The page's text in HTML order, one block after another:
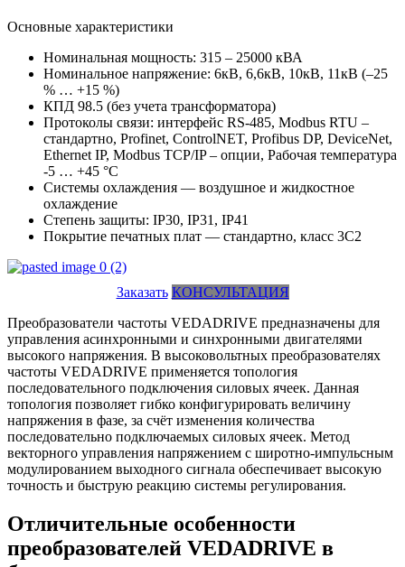
Основные характеристики
Номинальная мощность: 315 – 25000 кВА
Номинальное напряжение: 6кВ, 6,6кВ, 10кВ, 11кВ (–25
% … +15 %)
КПД 98.5 (без учета трансформатора)
Протоколы связи: интерфейс RS-485, Modbus RTU –
стандартно, Profinet, ControlNET, Profibus DP, DeviceNet,
Ethernet IP, Modbus TCP/IP – опции, Рабочая температура
-5 … +45 °С
Системы охлаждения — воздушное и жидкостное
охлаждение
Степень защиты: IP30, IP31, IP41
Покрытие печатных плат — стандартно, класс 3C2
Заказать КОНСУЛЬТАЦИЯ
Преобразователи частоты VEDADRIVE предназначены для
управления асинхронными и синхронными двигателями
высокого напряжения. В высоковольтных преобразователях
частоты VEDADRIVE применяется топология
последовательного подключения силовых ячеек. Данная
топология позволяет гибко конфигурировать величину
напряжения в фазе, за счёт изменения количества
последовательно подключаемых силовых ячеек. Метод
векторного управления напряжением с широтно-импульсным
модулированием выходного сигнала обеспечивает высокую
точность и быструю реакцию системы регулирования.
Отличительные особенности
преобразователей VEDADRIVE в